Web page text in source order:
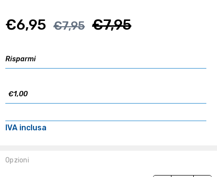
€6,95 €7,95 €7,95
Risparmi
€1,00
IVA inclusa
Opzioni